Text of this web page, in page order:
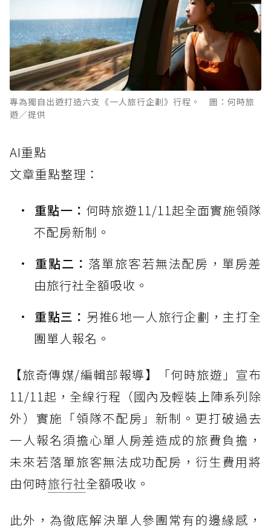
專為獨自出遊打造六支《一人旅行企劃》行程。 圖：何時旅
遊／提供
AI重點
文章重點整理：
重點一： 何時旅遊11/11起全面實施領隊
不配房新制。
重點二： 落單旅客若無法配房，單房差
由旅行社全額吸收。
重點三： 另推6地一人旅行企劃，主打全
團單人報名。
【旅奇傳媒/編輯部報導】「何時旅遊」宣布
11/11起，全線行程（國內及輕裝上陣系列除
外）實施「領隊不配房」新制。更打破過去
一人報名須擔心單人房差造成的旅費負擔，
未來若落單旅客無法成功配房，衍生費用將
由何時旅行社全額吸收。
此外，為徹底解決單人參團常有的邊緣感，